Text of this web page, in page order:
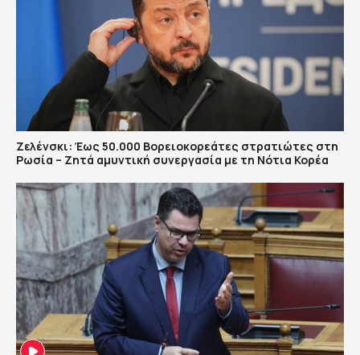
Ζελένσκι: Έως 50.000 Βορειοκορεάτες στρατιώτες στη
Ρωσία – Ζητά αμυντική συνεργασία με τη Νότια Κορέα